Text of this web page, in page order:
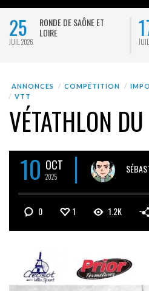
25
JUIL 2026
RONDE DE SAÔNE ET
LOIRE
ANNONCES COMPÉTITION
VTT
VÉTATHLON
10 OCT
2025
0 1 1.2K